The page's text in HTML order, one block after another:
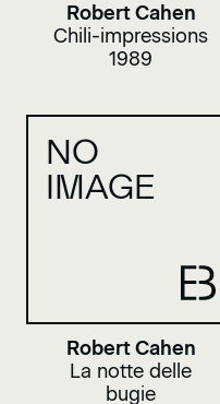
Robert Cahen
Chili-impressions
1989
NO
IMAGE
Robert Cahen
La notte delle
bugie